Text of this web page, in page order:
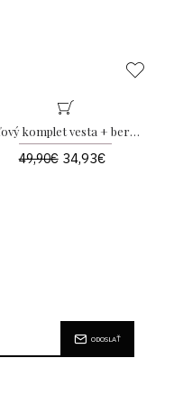
Rifľový komplet vesta + bermudy ružový AB 511
49,90€ 34,93€
ODOSLAŤ